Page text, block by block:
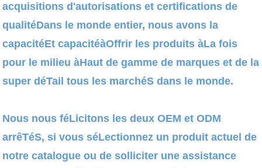
acquisitions d'autorisations et certifications de
qualitéDans le monde entier, nous avons la
capacitéEt capacitéàOffrir les produits àLa fois
pour le milieu àHaut de gamme de marques et de la
super déTail tous les marchéS dans le monde.
Nous nous féLicitons les deux OEM et ODM
arrêTéS, si vous séLectionnez un produit actuel de
notre catalogue ou de solliciter une assistance